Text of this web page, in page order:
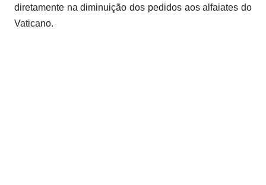
diretamente na diminuição dos pedidos aos alfaiates do
Vaticano.